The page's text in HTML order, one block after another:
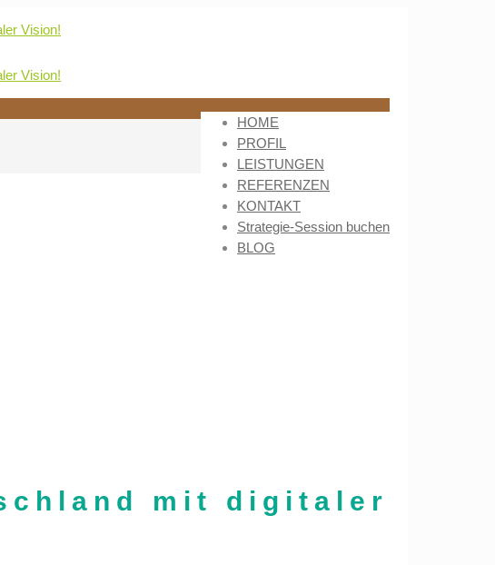
HOME
PROFIL
LEISTUNGEN
REFERENZEN
KONTAKT
Strategie-Session buchen
BLOG
mit digitaler